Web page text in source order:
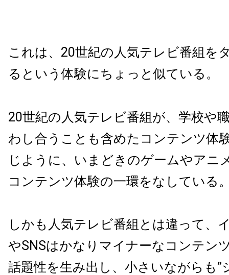
これは、20世紀の人気テレビ番組を
るという体験にちょっと似ている。
20世紀の人気テレビ番組が、学校や
わし合うことも含めたコンテンツ体
じように、いまどきのゲームやアニ
コンテンツ体験の一環をなしている
しかも人気テレビ番組とは違って、
やSNSはかなりマイナーなコンテン
話題性を生み出し、小さいながらも”